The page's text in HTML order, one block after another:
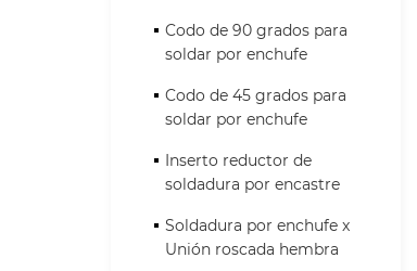
Codo de 90 grados para
soldar por enchufe
Codo de 45 grados para
soldar por enchufe
Inserto reductor de
soldadura por encastre
Soldadura por enchufe x
Unión roscada hembra